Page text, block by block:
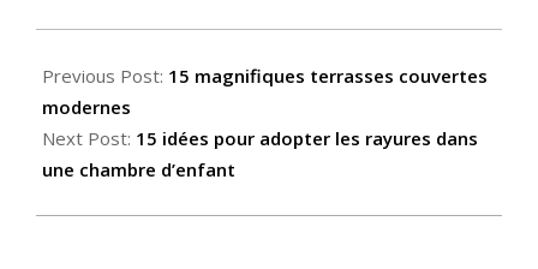
Previous Post: 15 magnifiques terrasses couvertes
modernes
Next Post: 15 idées pour adopter les rayures dans
une chambre d’enfant